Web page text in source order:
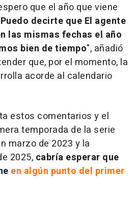
que el año que viene
Puedo decirte que El agente
las mismas fechas el año
bien de tiempo", añadió
que, por el momento, la
acorde al calendario
estos comentarios y el
temporada de la serie
marzo de 2023 y la
2025, cabría esperar que
en algún punto del primer